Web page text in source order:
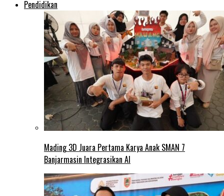
Pendidikan
Mading 3D Juara Pertama Karya Anak SMAN 7
Banjarmasin Integrasikan AI